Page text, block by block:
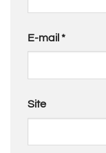
E-mail *
Site